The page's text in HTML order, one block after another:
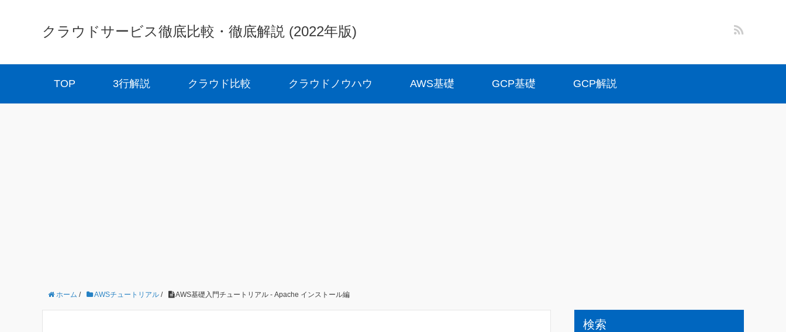
クラウドサービス徹底比較・徹底解説 (2022年版)
TOP 3行解説 クラウド比較 クラウドノウハウ AWS基礎 GCP基礎 GCP解説
ホーム / AWSチュートリアル / AWS基礎入門チュートリアル - Apache インストール編
検索